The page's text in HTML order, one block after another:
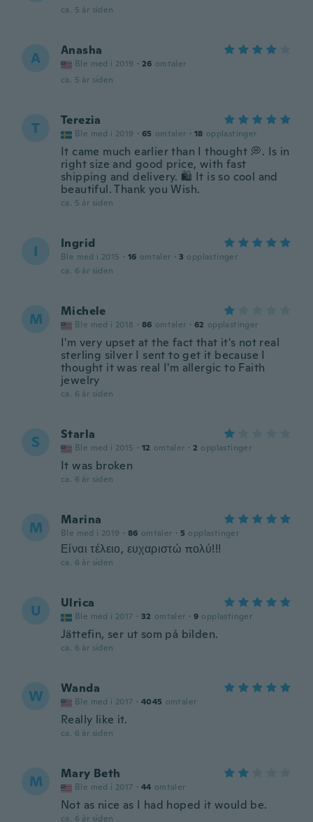
ca. 5 år siden
A Anasha
Ble med i 2019 · 26 omtaler
ca. 5 år siden
T Terezia
Ble med i 2019 · 65 omtaler · 18 opplastinger
It came much earlier than I thought 💭. Is in
right size and good price, with fast
shipping and delivery. 🛍️ It is so cool and
beautiful. Thank you Wish.
ca. 5 år siden
I Ingrid
Ble med i 2015 · 16 omtaler · 3 opplastinger
ca. 6 år siden
M Michele
Ble med i 2018 · 86 omtaler · 62 opplastinger
I'm very upset at the fact that it's not real
sterling silver I sent to get it because I
thought it was real I'm allergic to Faith
jewelry
ca. 6 år siden
S Starla
Ble med i 2015 · 12 omtaler · 2 opplastinger
It was broken
ca. 6 år siden
M Marina
Ble med i 2019 · 86 omtaler · 5 opplastinger
Είναι τέλειο, ευχαριστώ πολύ!!!
ca. 6 år siden
U Ulrica
Ble med i 2017 · 32 omtaler · 9 opplastinger
Jättefin, ser ut som på bilden.
ca. 6 år siden
W Wanda
Ble med i 2017 · 4045 omtaler
Really like it.
ca. 6 år siden
M Mary Beth
Ble med i 2017 · 44 omtaler
Not as nice as I had hoped it would be.
ca. 6 år siden